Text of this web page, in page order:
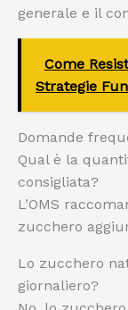
generale e il
Come
Strategie
Domande
Qual è la
consigliata?
L’OMS
zucchero
Lo zucchero
giornaliero?